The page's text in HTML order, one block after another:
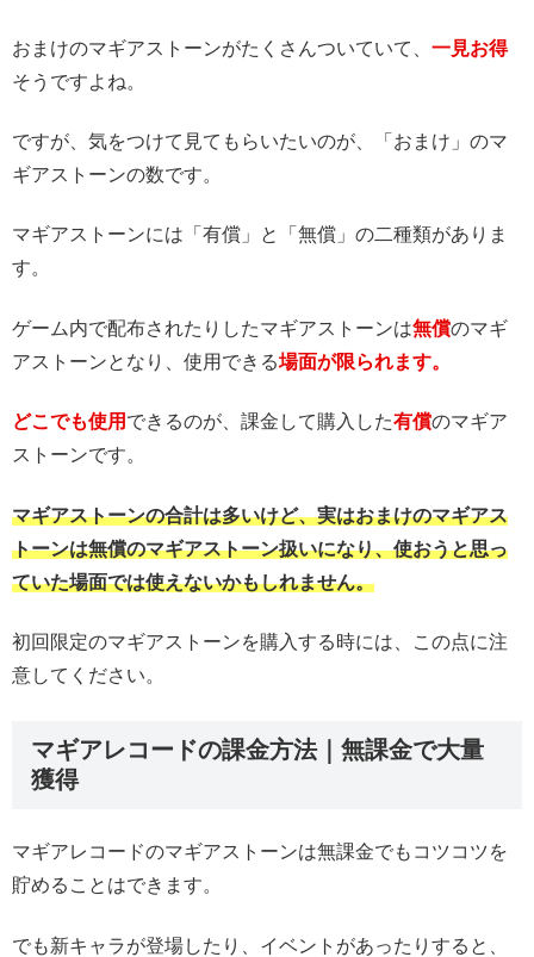
おまけのマギアストーンがたくさんついていて、 一見お得
そうですよね。
ですが、気をつけて見てもらいたいのが、「おまけ」のマ
ギアストーンの数です。
マギアストーンには「有償」と「無償」の二種類がありま
す。
ゲーム内で配布されたりしたマギアストーンは無償のマギ
アストーンとなり、使用できる場面が限られます。
どこでも使用 できるのが、課金して購入した有償のマギア
ストーンです。
マギアストーンの合計は多いけど、実はおまけのマギアス
トーンは無償のマギアストーン扱いになり、使おうと思っ
ていた場面では使えないかもしれません。
初回限定のマギアストーンを購入する時には、この点に注
意してください。
マギアレコードの課金方法｜無課金で大量
獲得
マギアレコードのマギアストーンは無課金でもコツコツを
貯めることはできます。
でも新キャラが登場したり、イベントがあったりすると、